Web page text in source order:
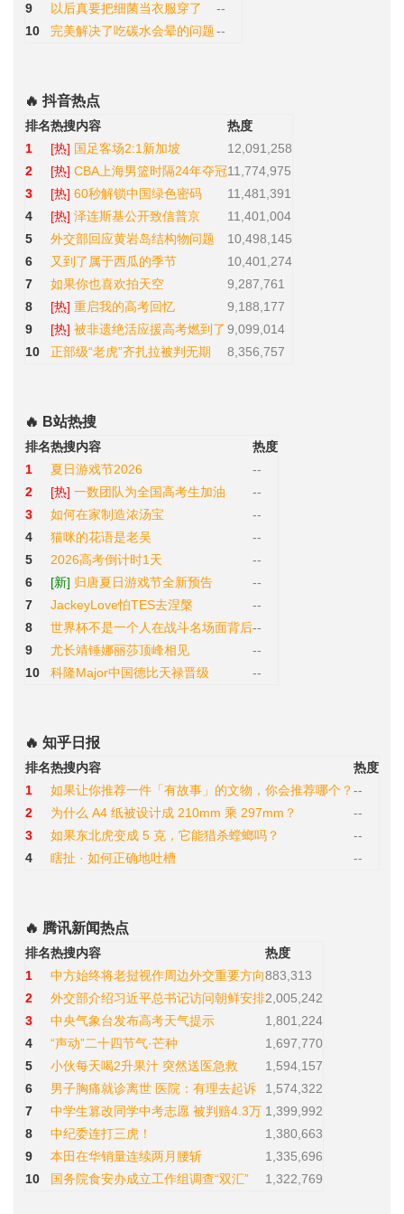
9
以后真要把细菌当衣服穿了
--
10
完美解决了吃碳水会晕的问题--
🔥 抖音热点
排名热搜内容
热度
1
[热] 国足客场2:1新加坡
12,091,258
2
[热] CBA上海男篮时隔24年夺冠11,774,975
3
[热] 60秒解锁中国绿色密码
11,481,391
4
[热] 泽连斯基公开致信普京
11,401,004
5
外交部回应黄岩岛结构物问题
10,498,145
6
又到了属于西瓜的季节
10,401,274
7
如果你也喜欢拍天空
9,287,761
8
[热] 重启我的高考回忆
9,188,177
9
[热] 被非遗绝活应援高考燃到了 9,099,014
10
正部级“老虎”齐扎拉被判无期 8,356,757
🔥 B站热搜
排名热搜内容
热度
1
夏日游戏节2026
--
2
[热] 一数团队为全国高考生加油
--
3
如何在家制造浓汤宝
--
4
猫咪的花语是老吴
--
5
2026高考倒计时1天
--
6
[新] 归唐夏日游戏节全新预告
--
7
JackeyLove怕TES去涅槃
--
8
世界杯不是一个人在战斗名场面背后--
9
尤长靖锤娜丽莎顶峰相见
--
10
科隆Major中国德比天禄晋级 --
🔥 知乎日报
排名热搜内容
热度
1
如果让你推荐一件「有故事」的文物，你会推荐哪个？--
2
为什么 A4 纸被设计成 210mm 乘 297mm？
--
3
如果东北虎变成 5 克，它能猎杀螳螂吗？
--
4
瞎扯 · 如何正确地吐槽 --
🔥 腾讯新闻热点
排名热搜内容
热度
1
中方始终将老挝视作周边外交重要方向883,313
2
外交部介绍习近平总书记访问朝鲜安排2,005,242
3
中央气象台发布高考天气提示
1,801,224
4
“声动”二十四节气·芒种
1,697,770
5
小伙每天喝2升果汁 突然送医急救
1,594,157
6
男子胸痛就诊离世 医院：有理去起诉
1,574,322
7
中学生篡改同学中考志愿 被判赔4.3万 1,399,992
8
中纪委连打三虎！
1,380,663
9
本田在华销量连续两月腰斩
1,335,696
10
国务院食安办成立工作组调查“双汇” 1,322,769